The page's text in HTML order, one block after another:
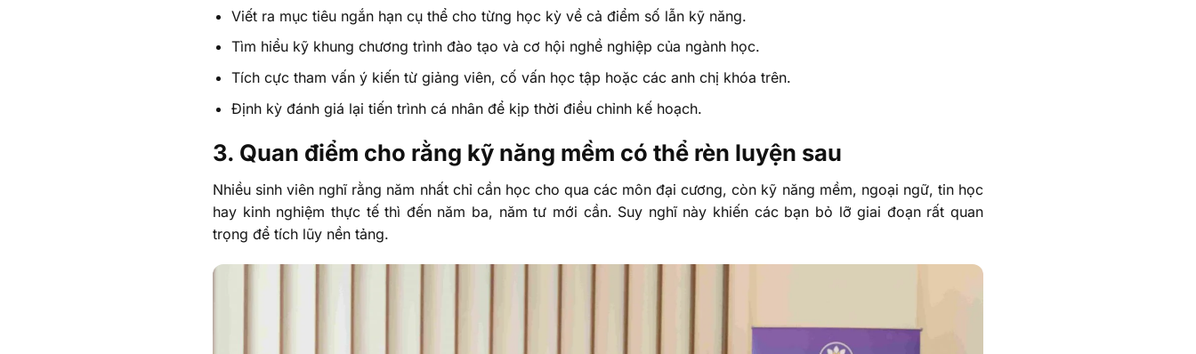
Viết ra mục tiêu ngắn hạn cụ thể cho từng học kỳ về cả điểm số lẫn kỹ năng.
Tìm hiểu kỹ khung chương trình đào tạo và cơ hội nghề nghiệp của ngành học.
Tích cực tham vấn ý kiến từ giảng viên, cố vấn học tập hoặc các anh chị khóa trên.
Định kỳ đánh giá lại tiến trình cá nhân để kịp thời điều chỉnh kế hoạch.
3. Quan điểm cho rằng kỹ năng mềm có thể rèn luyện sau
Nhiều sinh viên nghĩ rằng năm nhất chỉ cần học cho qua các môn đại cương, còn kỹ năng mềm, ngoại ngữ, tin học
hay kinh nghiệm thực tế thì đến năm ba, năm tư mới cần. Suy nghĩ này khiến các bạn bỏ lỡ giai đoạn rất quan
trọng để tích lũy nền tảng.